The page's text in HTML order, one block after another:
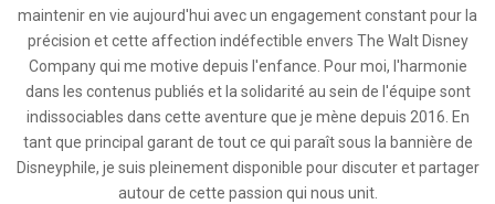
maintenir en vie aujourd'hui avec un engagement constant pour la
précision et cette affection indéfectible envers The Walt Disney
Company qui me motive depuis l'enfance. Pour moi, l'harmonie
dans les contenus publiés et la solidarité au sein de l'équipe sont
indissociables dans cette aventure que je mène depuis 2016. En
tant que principal garant de tout ce qui paraît sous la bannière de
Disneyphile, je suis pleinement disponible pour discuter et partager
autour de cette passion qui nous unit.